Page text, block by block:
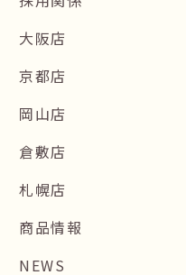
大阪店
京都店
岡山店
倉敷店
札幌店
商品情報
NEWS